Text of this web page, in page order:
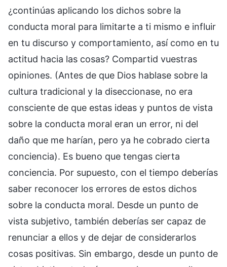
¿continúas aplicando los dichos sobre la
conducta moral para limitarte a ti mismo e influir
en tu discurso y comportamiento, así como en tu
actitud hacia las cosas? Compartid vuestras
opiniones. (Antes de que Dios hablase sobre la
cultura tradicional y la diseccionase, no era
consciente de que estas ideas y puntos de vista
sobre la conducta moral eran un error, ni del
daño que me harían, pero ya he cobrado cierta
conciencia). Es bueno que tengas cierta
conciencia. Por supuesto, con el tiempo deberías
saber reconocer los errores de estos dichos
sobre la conducta moral. Desde un punto de
vista subjetivo, también deberías ser capaz de
renunciar a ellos y de dejar de considerarlos
cosas positivas. Sin embargo, desde un punto de